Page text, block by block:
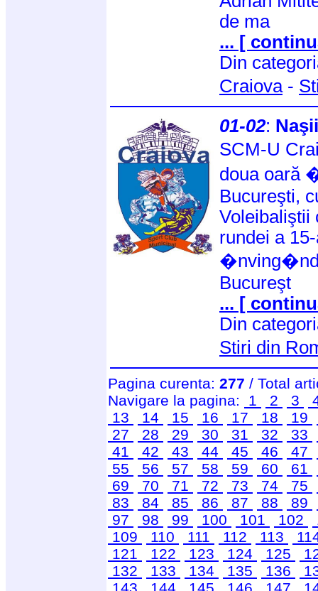
de ma
... [
Din
Craiova-
01-02:
SCM-U
doua oară
Bucureşti,
Voleibaliştii
rundei a
Bucureşt
... [
Din
Stiri din
Pagina curenta: 277 / Total
Navigare la pagina:
1 2 3
13
14 15 16 17 18 19
27
28 29 30 31 32 33
41
42 43 44 45 46 47
55
56 57 58 59 60 61
69
70 71 72 73 74 75
83
84 85 86 87 88 89
97
98 99 100 101 102
109
110 111 112 113
121
122 123 124 125
132
133 134 135 136